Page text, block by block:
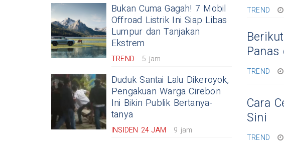
Bukan Cuma Gagah! 7 Mobil
Offroad Listrik Ini Siap Libas
Lumpur dan Tanjakan
Ekstrem
TREND 5 jam
Duduk Santai Lalu Dikeroyok,
Pengakuan Warga Cirebon
Ini Bikin Publik Bertanya-
tanya
INSIDEN 24 JAM 9 jam
TREND
TREND
Cara
Sini
TREND